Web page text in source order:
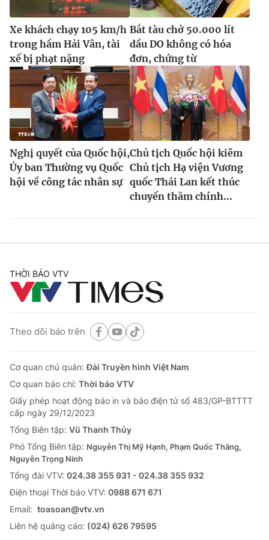
Xe khách chạy 105 km/h
trong hầm Hải Vân, tài
xế bị phạt nặng
Bắt tàu chở 50.000 lít
dầu DO không có hóa
đơn, chứng từ
Nghị quyết của Quốc hội,
Ủy ban Thường vụ Quốc
hội về công tác nhân sự
Chủ tịch Quốc hội kiêm
Chủ tịch Hạ viện Vương
quốc Thái Lan kết thúc
chuyến thăm chính...
THỜI BÁO VTV
Theo dõi báo trên
Cơ quan chủ quản:Đài Truyền hình Việt Nam
Cơ quan báo chí: Thời báo VTV
Giấy phép hoạt động báo in và báo điện tử số 483/GP-BTTTT
cấp ngày 29/12/2023
Tổng Biên tập: Vũ Thanh Thủy
Phó Tổng Biên tập: Nguyễn Thị Mỹ Hạnh, Phạm Quốc Thắng,
Nguyễn Trọng Ninh
Tổng đài VTV: 024.38 355 931 - 024.38 355 932
Ðiện thoại Thời báo VTV: 0988 671 671
Email: toasoan@vtv.vn
Liên hệ quảng cáo: (024) 626 79595